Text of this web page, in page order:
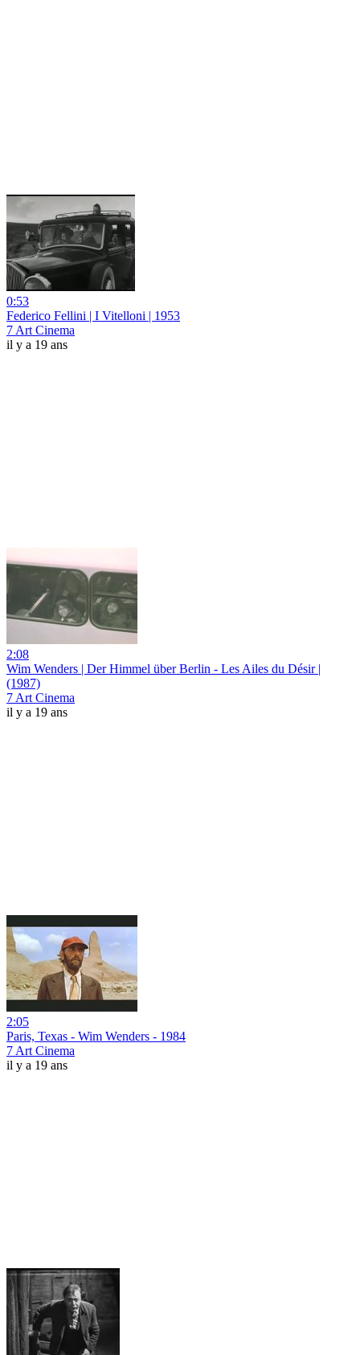
0:53
Federico Fellini | I Vitelloni | 1953
7 Art Cinema
il y a 19 ans
2:08
Wim Wenders | Der Himmel über Berlin - Les Ailes du Désir |
(1987)
7 Art Cinema
il y a 19 ans
2:05
Paris, Texas - Wim Wenders - 1984
7 Art Cinema
il y a 19 ans